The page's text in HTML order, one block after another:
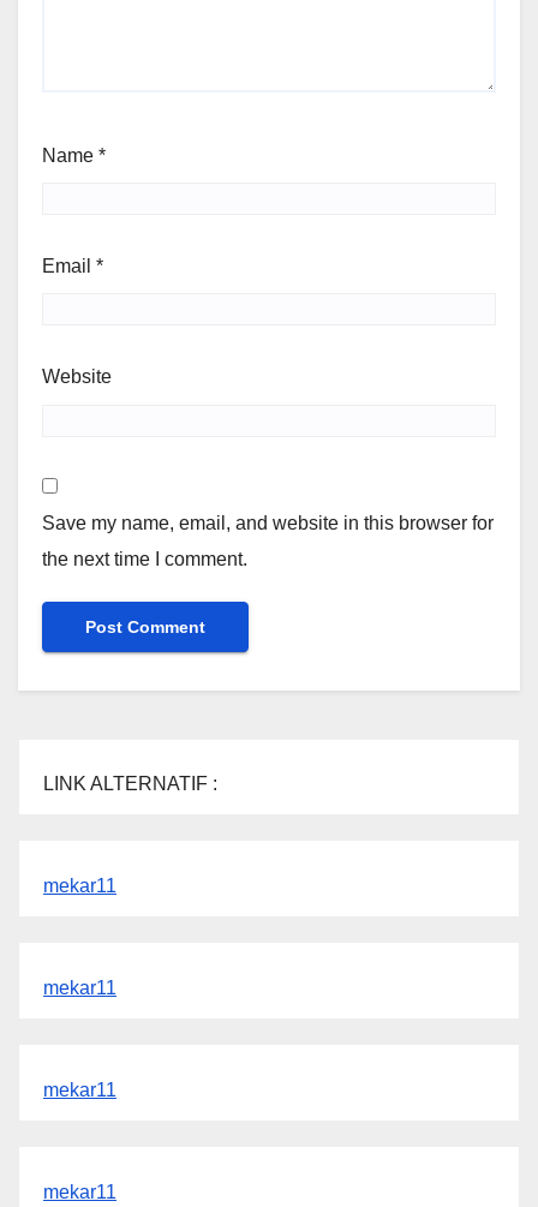
Name *
Email *
Website
Save my name, email, and website in this browser for
the next time I comment.
LINK ALTERNATIF :
mekar11
mekar11
mekar11
mekar11